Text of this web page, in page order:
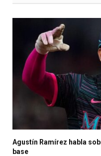
Agustín Ramírez habla
base